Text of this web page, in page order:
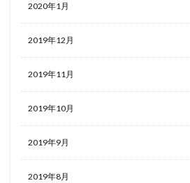
2020年1月
2019年12月
2019年11月
2019年10月
2019年9月
2019年8月